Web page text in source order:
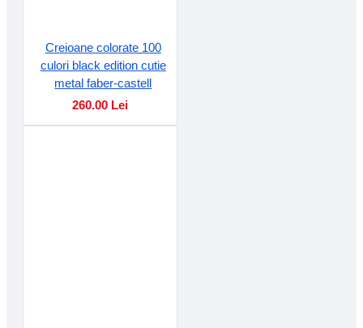
Creioane colorate 100
culori black edition cutie
metal faber-castell
260.00 Lei